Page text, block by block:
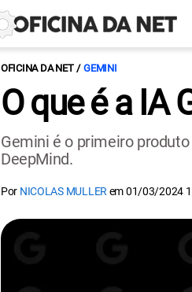
OFICINA DA NET GEMINI
O que é a IA
Gemini é o primeiro
DeepMind.
Por NICOLAS MULLER em01/03/2024